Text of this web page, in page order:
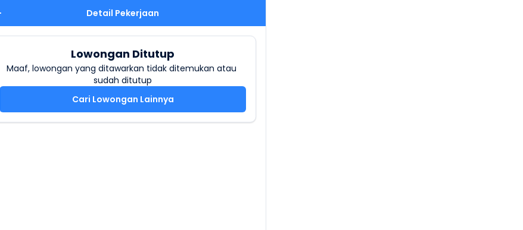
Detail Pekerjaan
Lowongan Ditutup
Maaf, lowongan yang ditawarkan tidak ditemukan atau
sudah ditutup
Cari Lowongan Lainnya